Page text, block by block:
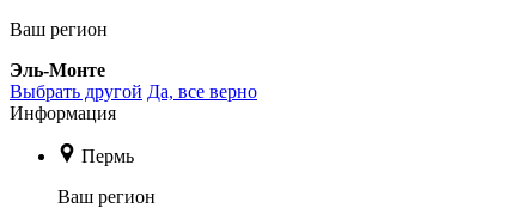
Ваш регион
Эль-Монте
Выбрать другой Да, все верно
Информация
Пермь
Ваш регион